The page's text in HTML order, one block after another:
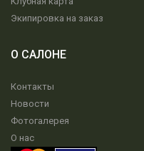
Экипировка на заказ
О САЛОНЕ
Контакты
Новости
Фотогалерея
О нас